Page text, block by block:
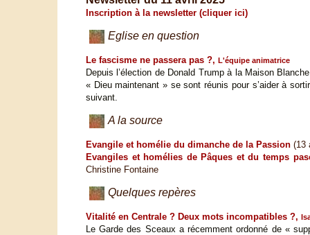
Inscription à la newsletter (cliquer ici)
Eglise en question
Le fascisme ne passera pas ?, L'équipe animatrice
Depuis l’élection de Donald Trump à la Maison
« Dieu maintenant » se sont réunis pour s’aider à
suivant.
A la source
Evangile et homélie du dimanche de la Passion (13
Evangiles et homélies de Pâques et du temps
Christine Fontaine
Quelques repères
Vitalité en Centrale ? Deux mots incompatibles ?,
Le Garde des Sceaux a récemment ordonné de «